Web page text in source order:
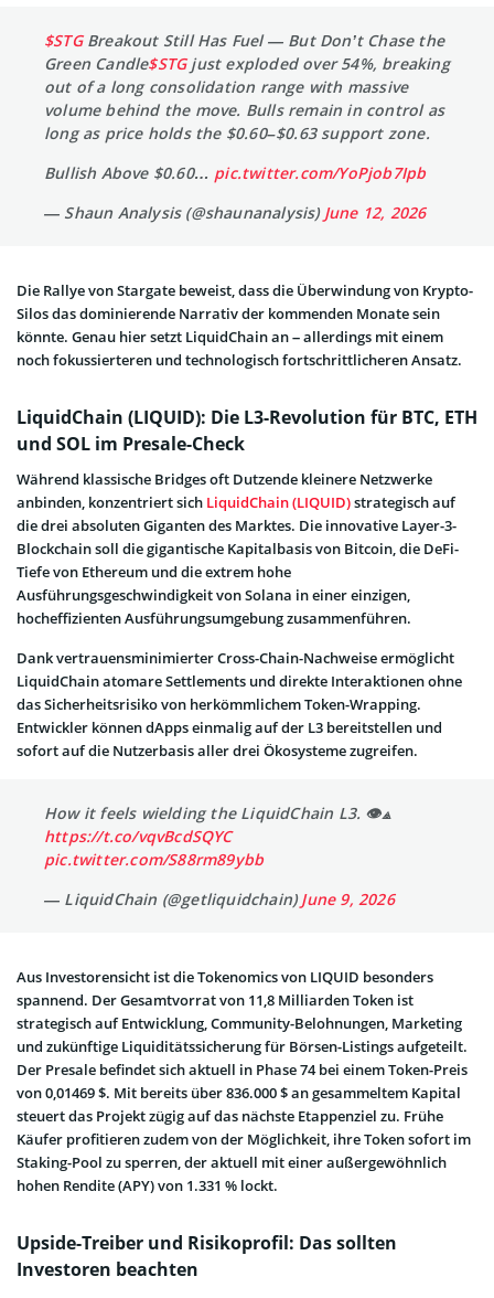
$STGBreakout Still Has Fuel — But Don’t Chase the
Green Candle$STGjust exploded over 54%, breaking
out of a long consolidation range with massive
volume behind the move. Bulls remain in control as
long as price holds the $0.60–$0.63 support zone.
Bullish Above $0.60… pic.twitter.com/YoPjob7Ipb
— Shaun Analysis (@shaunanalysis) June 12, 2026
Die Rallye von Stargate beweist, dass die Überwindung von Krypto-
Silos das dominierende Narrativ der kommenden Monate sein
könnte. Genau hier setzt LiquidChain an – allerdings mit einem
noch fokussierteren und technologisch fortschrittlicheren Ansatz.
LiquidChain (LIQUID): Die L3-Revolution für BTC, ETH
und SOL im Presale-Check
Während klassische Bridges oft Dutzende kleinere Netzwerke
anbinden, konzentriert sich LiquidChain (LIQUID)strategisch auf
die drei absoluten Giganten des Marktes. Die innovative Layer-3-
Blockchain soll die gigantische Kapitalbasis von Bitcoin, die DeFi-
Tiefe von Ethereum und die extrem hohe
Ausführungsgeschwindigkeit von Solana in einer einzigen,
hocheffizienten Ausführungsumgebung zusammenführen.
Dank vertrauensminimierter Cross-Chain-Nachweise ermöglicht
LiquidChain atomare Settlements und direkte Interaktionen ohne
das Sicherheitsrisiko von herkömmlichem Token-Wrapping.
Entwickler können dApps einmalig auf der L3 bereitstellen und
sofort auf die Nutzerbasis aller drei Ökosysteme zugreifen.
How it feels wielding the LiquidChain L3. 👁⟁
https://t.co/vqvBcdSQYC
pic.twitter.com/S88rm89ybb
— LiquidChain (@getliquidchain)June 9, 2026
Aus Investorensicht ist die Tokenomics von LIQUID besonders
spannend. Der Gesamtvorrat von 11,8 Milliarden Token ist
strategisch auf Entwicklung, Community-Belohnungen, Marketing
und zukünftige Liquiditätssicherung für Börsen-Listings aufgeteilt.
Der Presale befindet sich aktuell in Phase 74 bei einem Token-Preis
von 0,01469 $. Mit bereits über 836.000 $ an gesammeltem Kapital
steuert das Projekt zügig auf das nächste Etappenziel zu. Frühe
Käufer profitieren zudem von der Möglichkeit, ihre Token sofort im
Staking-Pool zu sperren, der aktuell mit einer außergewöhnlich
hohen Rendite (APY) von 1.331 % lockt.
Upside-Treiber und Risikoprofil: Das sollten
Investoren beachten